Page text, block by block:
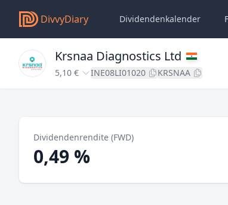
DivvyDiary Dividendenkalender
Krsnaa Diagnostics Ltd
5,10 € INE08LI01020 KRSNAA
Dividendenrendite (FWD)
0,49 %